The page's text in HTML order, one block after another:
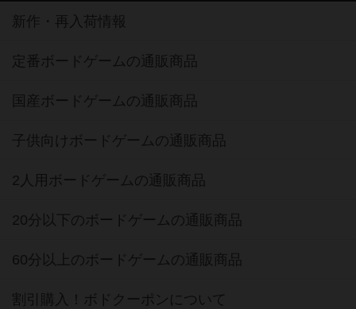
新作・再入荷情報
定番ボードゲームの通販商品
国産ボードゲームの通販商品
子供向けボードゲームの通販商品
2人用ボードゲームの通販商品
20分以下のボードゲームの通販商品
60分以上のボードゲームの通販商品
割引購入！ボドクーポンについて